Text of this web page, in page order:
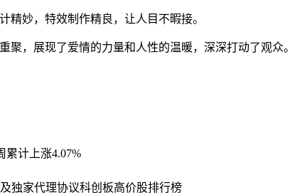
精妙，特效制作精良，让人目不暇接。
，展现了爱情的力量和人性的温暖，深深打动了观众。
累计上涨4.07%
独家代理协议科创板高价股排行榜